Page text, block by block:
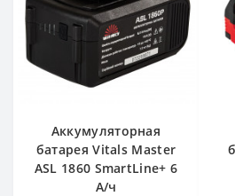
Аккумуляторная
батарея Vitals Master
ASL 1860 SmartLine+ 6
А/ч